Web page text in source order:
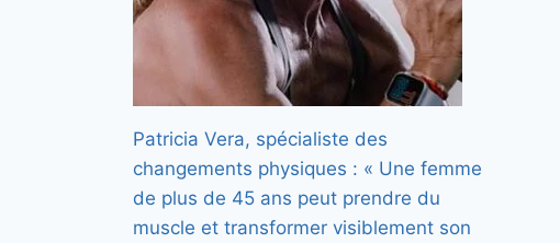
Patricia Vera, spécialiste des
changements physiques : « Une femme
de plus de 45 ans peut prendre du
muscle et transformer visiblement son